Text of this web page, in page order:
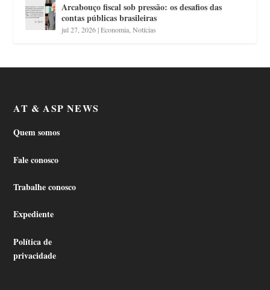
Arcabouço fiscal sob pressão: os desafios das
contas públicas brasileiras
jul 27, 2026|Economia ,Notícias
AT & ASP NEWS
Quem somos
Fale conosco
Trabalhe conosco
Expediente
Política de
privacidade